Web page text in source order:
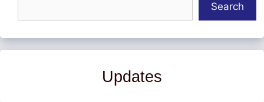
Search
Updates